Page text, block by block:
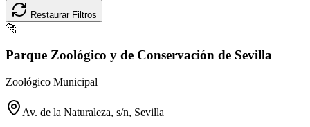
Restaurar Filtros
🐆
Parque Zoológico y de Conservación de Sevilla
Zoológico Municipal
Av. de la Naturaleza, s/n, Sevilla